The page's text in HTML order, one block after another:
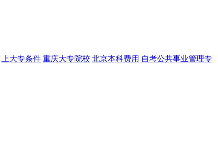
上大专条件 重庆大专院校 北京本科费用 自考公共事业管理专